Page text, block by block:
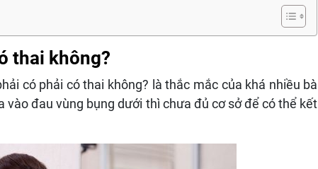
thai không?
có phải có thai không? là thắc mắc của khá nhiều bà
đau vùng bụng dưới thì chưa đủ cơ sở để có thể kết